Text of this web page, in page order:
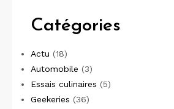
Catégories
Actu (18)
Automobile (3)
Essais culinaires (5)
Geekeries (36)